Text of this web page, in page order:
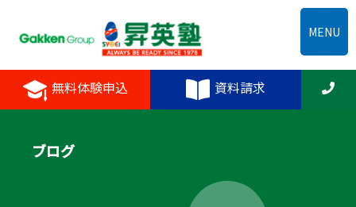
無料体験申込 資料請求
MENU
ブログ